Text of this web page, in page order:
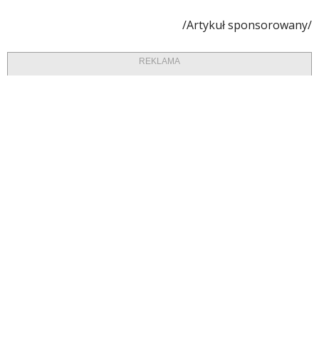
/Artykuł sponsorowany/
REKLAMA